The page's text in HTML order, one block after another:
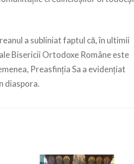
a subliniat faptul că, în ultimii
Bisericii Ortodoxe Române este
Preasfinția Sa a evidențiat
diaspora.